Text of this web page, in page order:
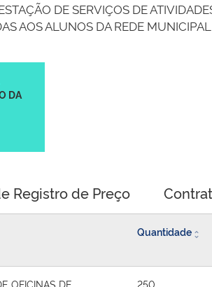
DE SERVIÇOS DE
AOS ALUNOS DA REDE
DA
Registro de Preço
Quantidade
OFICINAS DE
250